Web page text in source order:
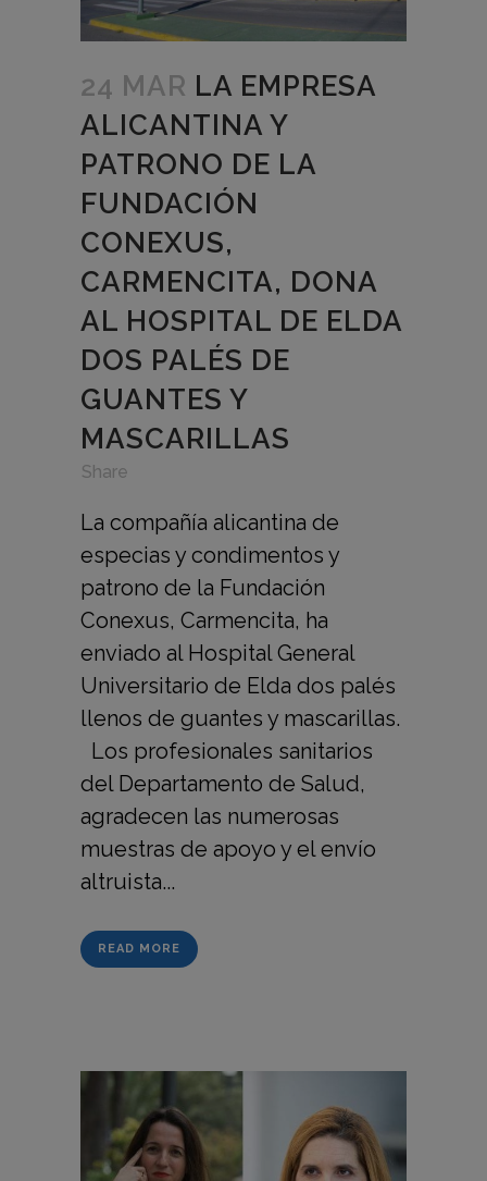
24 MAR LA EMPRESA
ALICANTINA Y
PATRONO DE LA
FUNDACIÓN
CONEXUS,
CARMENCITA, DONA
AL HOSPITAL DE ELDA
DOS PALÉS DE
GUANTES Y
MASCARILLAS
Share
La compañía alicantina de
especias y condimentos y
patrono de la Fundación
Conexus, Carmencita, ha
enviado al Hospital General
Universitario de Elda dos palés
llenos de guantes y mascarillas.
Los profesionales sanitarios
del Departamento de Salud,
agradecen las numerosas
muestras de apoyo y el envío
altruista...
READ MORE